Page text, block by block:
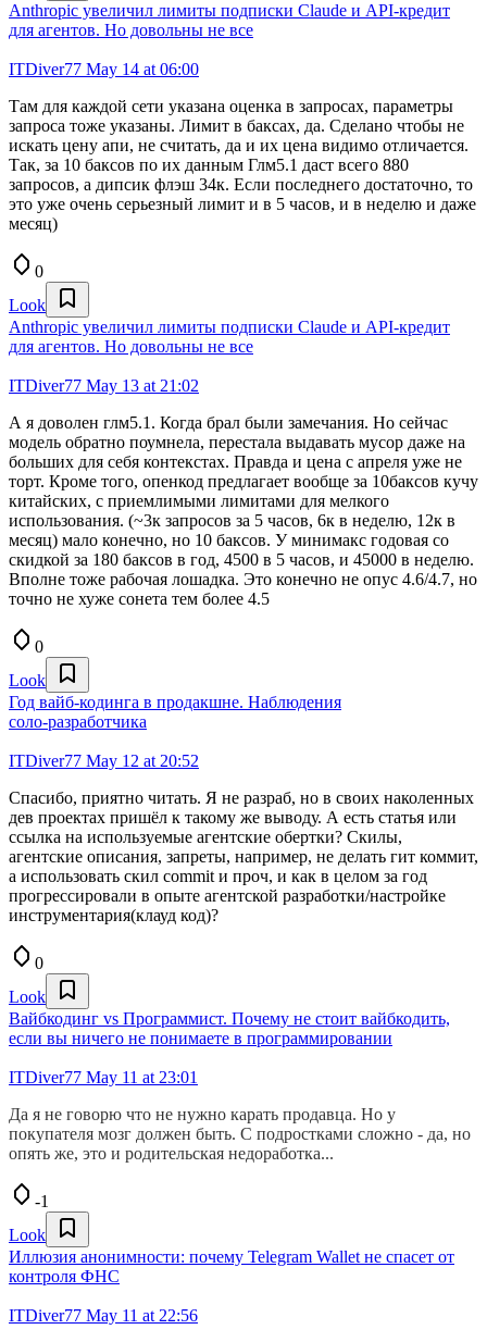
Anthropic увеличил лимиты подписки Claude и API-кредит
для агентов. Но довольны не все
ITDiver77 May 14 at 06:00
Там для каждой сети указана оценка в запросах, параметры
запроса тоже указаны. Лимит в баксах, да. Сделано чтобы не
искать цену апи, не считать, да и их цена видимо отличается.
Так, за 10 баксов по их данным Глм5.1 даст всего 880
запросов, а дипсик флэш 34к. Если последнего достаточно, то
это уже очень серьезный лимит и в 5 часов, и в неделю и даже
месяц)
0
Look
Anthropic увеличил лимиты подписки Claude и API-кредит
для агентов. Но довольны не все
ITDiver77 May 13 at 21:02
А я доволен глм5.1. Когда брал были замечания. Но сейчас
модель обратно поумнела, перестала выдавать мусор даже на
больших для себя контекстах. Правда и цена с апреля уже не
торт. Кроме того, опенкод предлагает вообще за 10баксов кучу
китайских, с приемлимыми лимитами для мелкого
использования. (~3к запросов за 5 часов, 6к в неделю, 12к в
месяц) мало конечно, но 10 баксов. У минимакс годовая со
скидкой за 180 баксов в год, 4500 в 5 часов, и 45000 в неделю.
Вполне тоже рабочая лошадка. Это конечно не опус 4.6/4.7, но
точно не хуже сонета тем более 4.5
0
Look
Год вайб‑кодинга в продакшне. Наблюдения
соло‑разработчика
ITDiver77 May 12 at 20:52
Спасибо, приятно читать. Я не разраб, но в своих наколенных
дев проектах пришёл к такому же выводу. А есть статья или
ссылка на используемые агентские обертки? Скилы,
агентские описания, запреты, например, не делать гит коммит,
а использовать скил commit и проч, и как в целом за год
прогрессировали в опыте агентской разработки/настройке
инструментария(клауд код)?
0
Look
Вайбкодинг vs Программист. Почему не стоит вайбкодить,
если вы ничего не понимаете в программировании
ITDiver77 May 11 at 23:01
Да я не говорю что не нужно карать продавца. Но у
покупателя мозг должен быть. С подростками сложно - да, но
опять же, это и родительская недоработка...
-1
Look
Иллюзия анонимности: почему Telegram Wallet не спасет от
контроля ФНС
ITDiver77 May 11 at 22:56